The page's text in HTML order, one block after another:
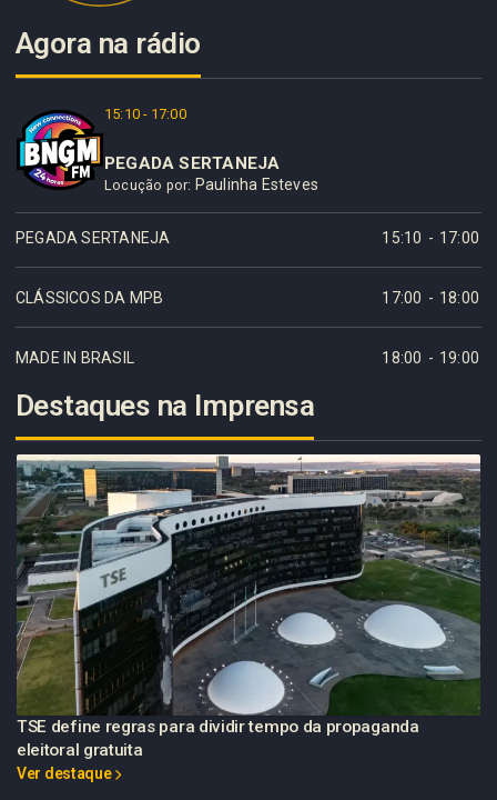
Agora na rádio
15:10 - 17:00
PEGADA SERTANEJA
Locução por: Paulinha Esteves
PEGADA SERTANEJA 15:10 - 17:00
CLÁSSICOS DA MPB 17:00 - 18:00
MADE IN BRASIL 18:00 - 19:00
Destaques na Imprensa
TSE define regras para dividir tempo da propaganda
eleitoral gratuita
Ver destaque